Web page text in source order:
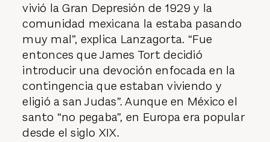
vivió la Gran Depresión de 1929 y la
comunidad mexicana la estaba pasando
muy mal”, explica Lanzagorta. “Fue
entonces que James Tort decidió
introducir una devoción enfocada en la
contingencia que estaban viviendo y
eligió a san Judas”. Aunque en México el
santo “no pegaba”, en Europa era popular
desde el siglo XIX.